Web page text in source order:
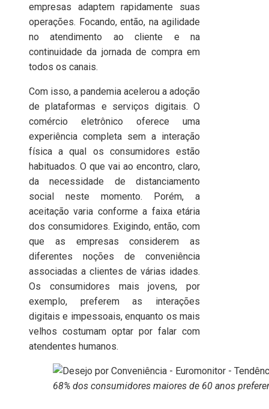
empresas adaptem rapidamente suas
operações. Focando, então, na agilidade
no atendimento ao cliente e na
continuidade da jornada de compra em
todos os canais.
Com isso, a pandemia acelerou a adoção
de plataformas e serviços digitais. O
comércio eletrônico oferece uma
experiência completa sem a interação
física a qual os consumidores estão
habituados. O que vai ao encontro, claro,
da necessidade de distanciamento
social neste momento. Porém, a
aceitação varia conforme a faixa etária
dos consumidores. Exigindo, então, com
que as empresas considerem as
diferentes noções de conveniência
associadas a clientes de várias idades.
Os consumidores mais jovens, por
exemplo, preferem as interações
digitais e impessoais, enquanto os mais
velhos costumam optar por falar com
atendentes humanos.
68% dos consumidores maiores de 60 anos